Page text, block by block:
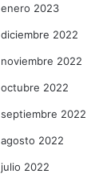
enero 2023
diciembre 2022
noviembre 2022
octubre 2022
septiembre 2022
agosto 2022
julio 2022